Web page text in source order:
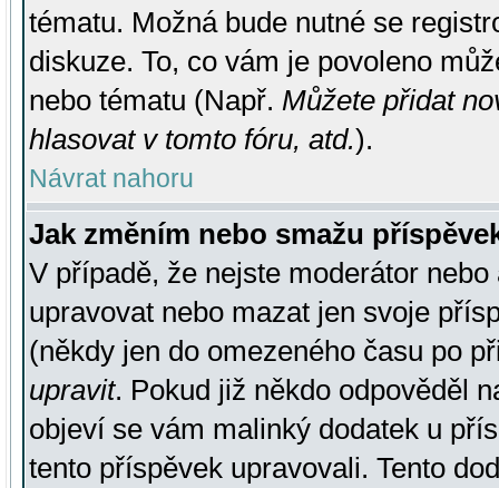
tématu. Možná bude nutné se
diskuze. To, co vám je povoleno
nebo tématu (Např. Můžete přidat
hlasovat v tomto fóru, atd.).
Návrat nahoru
Jak změním nebo smažu
V případě, že nejste moderátor
upravovat nebo mazat jen svoje
(někdy jen do omezeného času po
upravit. Pokud již někdo odpověděl
objeví se vám malinký dodatek u
tento příspěvek upravovali. Tento